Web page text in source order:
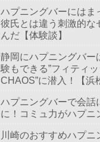
ハプニングバーにはま
彼氏とは違う刺激的な
んだ【体験談】
静岡にハプニングバー
験もできる”フィティ
CHAOS”に潜入！【浜
ハプニングバーで会話
に！コミュ力がハプニ
川崎のおすすめハプニ